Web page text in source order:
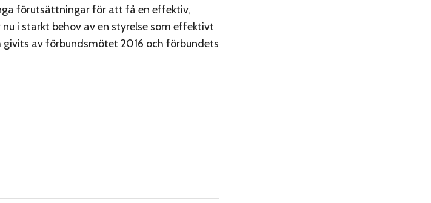
förutsättningar för att få en effektiv,
i starkt behov av en styrelse som effektivt
av förbundsmötet 2016 och förbundets